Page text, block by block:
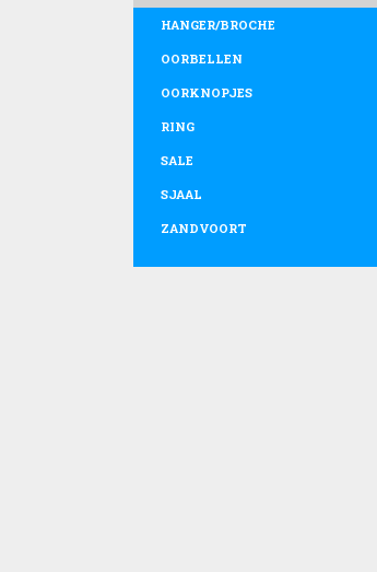
HANGER/BROCHE
OORBELLEN
OORKNOPJES
RING
SALE
SJAAL
ZANDVOORT